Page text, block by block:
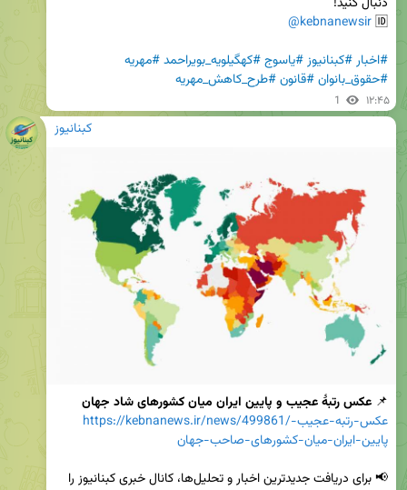
🆔
@kebnanewsir
#اخبار#کبنانیوز#یاسوج#کهگیلویه_بویراحمد#مهریه
#حقوق_بانوان#قانون#طرح_کاهش_مهریه
1 ۱۲:۴۵
کبنانیوز
📌 عکس رتبۀ عجیب و پایین ایران میان کشورهای شاد جهان
https://kebnanews.ir/news/499861/عکس-رتبه-عجیب-
پایین-ایران-میان-کشورهای-صاحب-جهان